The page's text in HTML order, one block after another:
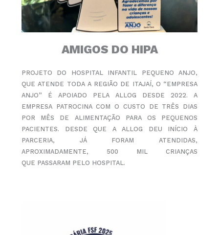
AMIGOS DO HIPA
PROJETO DO HOSPITAL INFANTIL PEQUENO ANJO,
QUEATENDE TODA A REGIÃO DE ITAJAÍ, O “EMPRESA
ANJO” É APOIADO PELA ALLOG DESDE 2022. A
EMPRESA PATROCINA COM O CUSTO DE TRÊS DIAS
POR MÊS DE ALIMENTAÇÃO PARA OS PEQUENOS
PACIENTES. DESDE QUE A ALLOG DEU INÍCIO À
PARCERIA, JÁ FORAM ATENDIDAS,
APROXIMADAMENTE, 500 MIL CRIANÇAS
QUE PASSARAM PELO HOSPITAL.